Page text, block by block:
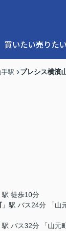
買いたい売りた
手駅 プレシス横濱
駅 徒歩10分
」駅 バス24分 「山
駅 バス32分 「山元